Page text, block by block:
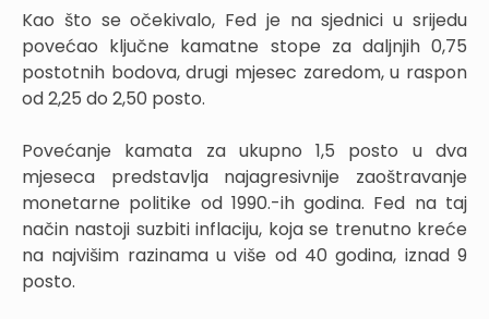
Kao što se očekivalo, Fed je na sjednici u srijedu
povećao ključne kamatne stope za daljnjih 0,75
postotnih bodova, drugi mjesec zaredom, u raspon
od 2,25 do 2,50 posto.
Povećanje kamata za ukupno 1,5 posto u dva
mjeseca predstavlja najagresivnije zaoštravanje
monetarne politike od 1990.-ih godina. Fed na taj
način nastoji suzbiti inflaciju, koja se trenutno kreće
na najvišim razinama u više od 40 godina, iznad 9
posto.